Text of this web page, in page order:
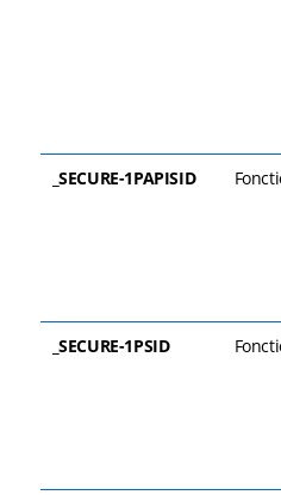
_SECURE-1PAPISID
_SECURE-1PSID